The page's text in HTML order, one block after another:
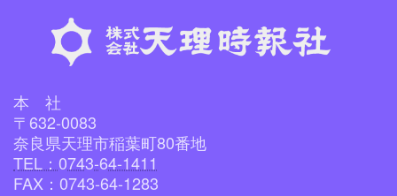
本 社
〒632-0083
奈良県天理市稲葉町80番地
TEL：0743-64-1411
FAX：0743-64-1283